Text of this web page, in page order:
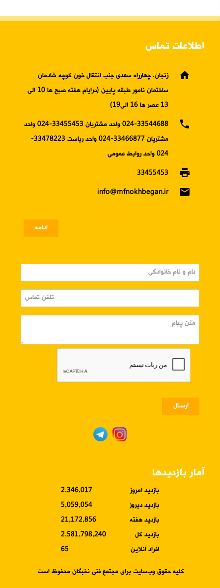
اطلاعات تماس
home
زنجان، چهارراه سعدی جنب انتقال خون کوچه شادمان
ساختمان نامور طبقه پایین (درایام هفته صبح ها 10 الی
13 عصر ها 16 الی19)
phone
024-33544688 واحد مشتریان 33455453-024 واحد
مشتریان 33466877-024 واحد ریاست 33478223-
024 واحد روابط عمومی
print
33455453
email
info@mfnokhbegan.ir
ادامه
ارسـال
آمار بازدیدها
بازدید امروز
2,346,017
بازدید دیروز
5,059,054
بازدید هفته
21,172,856
بازدید کل
2,581,798,240
افراد آنلاین
65
کلیه حقوق وب‌سایت برای مجتمع فنی نخبگان محفوظ است